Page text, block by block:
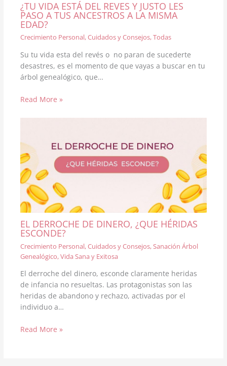
¿TU VIDA ESTÁ DEL REVES Y JUSTO LES
PASO A TUS ANCESTROS A LA MISMA
EDAD?
Crecimiento Personal,Cuidados y Consejos,Todas
Su tu vida esta del revés o no paran de sucederte
desastres, es el momento de que vayas a buscar en tu
árbol genealógico, que…
Read More »
EL DERROCHE DE DINERO, ¿QUE HÉRIDAS
ESCONDE?
Crecimiento Personal,Cuidados y Consejos,Sanación Árbol
Genealógico,Vida Sana y Exitosa
El derroche del dinero, esconde claramente heridas
de infancia no resueltas. Las protagonistas son las
heridas de abandono y rechazo, activadas por el
individuo a…
Read More »